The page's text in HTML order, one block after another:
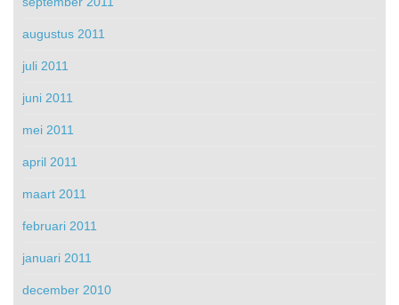
augustus 2011
juli 2011
juni 2011
mei 2011
april 2011
maart 2011
februari 2011
januari 2011
december 2010